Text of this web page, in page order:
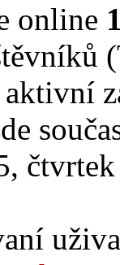
online